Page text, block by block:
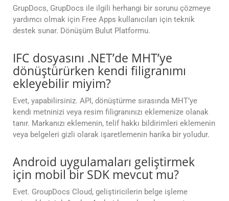
GrupDocs, GrupDocs ile ilgili herhangi bir sorunu çözmeye
yardımcı olmak için Free Apps kullanıcıları için teknik
destek sunar. Dönüşüm Bulut Platformu.
IFC dosyasını .NET’de MHT’ye
dönüştürürken kendi filigranımı
ekleyebilir miyim?
Evet, yapabilirsiniz. API, dönüştürme sırasında MHT’ye
kendi metninizi veya resim filigranınızı eklemenize olanak
tanır. Markanızı eklemenin, telif hakkı bildirimleri eklemenin
veya belgeleri gizli olarak işaretlemenin harika bir yoludur.
Android uygulamaları geliştirmek
için mobil bir SDK mevcut mu?
Evet. GroupDocs Cloud, geliştiricilerin belge işleme